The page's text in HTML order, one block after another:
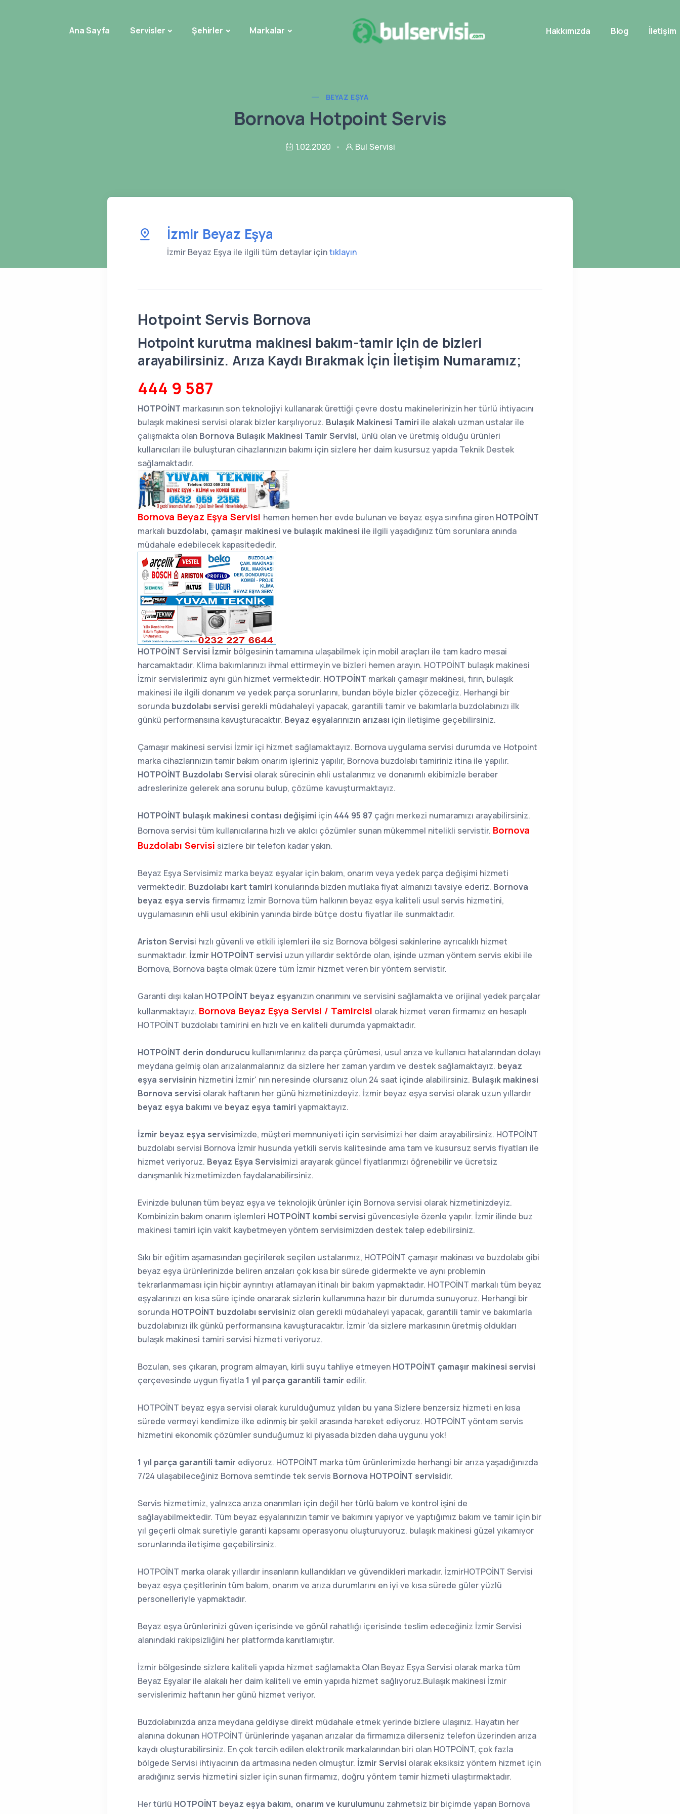
Ana Sayfa Servisler Şehirler Markalar Hakkımızda Blog İletişim
BEYAZ EŞYA
Bornova Hotpoint Servis
1.02.2020 Bul Servisi
İzmir Beyaz Eşya
İzmir Beyaz Eşya ile ilgili tüm detaylar içintıklayın
Hotpoint Servis Bornova
Hotpoint kurutma makinesi bakım-tamir için de bizleri
arayabilirsiniz. Arıza Kaydı Bırakmak İçin İletişim Numaramız;
444 9 587
HOTPOİNT markasının son teknolojiyi kullanarak ürettiği çevre dostu makinelerinizin her türlü ihtiyacını
bulaşık makinesi servisi olarak bizler karşılıyoruz. Bulaşık Makinesi Tamiri ile alakalı uzman ustalar ile
çalışmakta olan Bornova Bulaşık Makinesi Tamir Servisi, ünlü olan ve üretmiş olduğu ürünleri
kullanıcıları ile buluşturan cihazlarınızın bakımı için sizlere her daim kusursuz yapıda Teknik Destek
sağlamaktadır.
Bornova Beyaz Eşya Servisi hemen hemen her evde bulunan ve beyaz eşya sınıfına giren HOTPOİNT
markalı buzdolabı, çamaşır makinesi ve bulaşık makinesi ile ilgili yaşadığınız tüm sorunlara anında
müdahale edebilecek kapasitededir.
HOTPOİNT Servisi İzmir bölgesinin tamamına ulaşabilmek için mobil araçları ile tam kadro mesai
harcamaktadır. Klima bakımlarınızı ihmal ettirmeyin ve bizleri hemen arayın. HOTPOİNT bulaşık makinesi
İzmir servislerimiz aynı gün hizmet vermektedir. HOTPOİNT markalı çamaşır makinesi, fırın, bulaşık
makinesi ile ilgili donanım ve yedek parça sorunlarını, bundan böyle bizler çözeceğiz. Herhangi bir
sorunda buzdolabı servisi gerekli müdahaleyi yapacak, garantili tamir ve bakımlarla buzdolabınızı ilk
günkü performansına kavuşturacaktır. Beyaz eşyalarınızın arızası için iletişime geçebilirsiniz.
Çamaşır makinesi servisi İzmir içi hizmet sağlamaktayız. Bornova uygulama servisi durumda ve Hotpoint
marka cihazlarınızın tamir bakım onarım işleriniz yapılır, Bornova buzdolabı tamiriniz itina ile yapılır.
HOTPOİNT Buzdolabı Servisi olarak sürecinin ehli ustalarımız ve donanımlı ekibimizle beraber
adreslerinize gelerek ana sorunu bulup, çözüme kavuşturmaktayız.
HOTPOİNT bulaşık makinesi contası değişimi için 444 95 87 çağrı merkezi numaramızı arayabilirsiniz.
Bornova servisi tüm kullanıcılarına hızlı ve akılcı çözümler sunan mükemmel nitelikli servistir. Bornova
Buzdolabı Servisi sizlere bir telefon kadar yakın.
Beyaz Eşya Servisimiz marka beyaz eşyalar için bakım, onarım veya yedek parça değişimi hizmeti
vermektedir. Buzdolabı kart tamiri konularında bizden mutlaka fiyat almanızı tavsiye ederiz. Bornova
beyaz eşya servis firmamız İzmir Bornova tüm halkının beyaz eşya kaliteli usul servis hizmetini,
uygulamasının ehli usul ekibinin yanında birde bütçe dostu fiyatlar ile sunmaktadır.
Ariston Servisi hızlı güvenli ve etkili işlemleri ile siz Bornova bölgesi sakinlerine ayrıcalıklı hizmet
sunmaktadır. İzmir HOTPOİNT servisi uzun yıllardır sektörde olan, işinde uzman yöntem servis ekibi ile
Bornova, Bornova başta olmak üzere tüm İzmir hizmet veren bir yöntem servistir.
Garanti dışı kalan HOTPOİNT beyaz eşyanızın onarımını ve servisini sağlamakta ve orijinal yedek parçalar
kullanmaktayız. Bornova Beyaz Eşya Servisi / Tamircisi olarak hizmet veren firmamız en hesaplı
HOTPOİNT buzdolabı tamirini en hızlı ve en kaliteli durumda yapmaktadır.
HOTPOİNT derin dondurucu kullanımlarınız da parça çürümesi, usul arıza ve kullanıcı hatalarından dolayı
meydana gelmiş olan arızalanmalarınız da sizlere her zaman yardım ve destek sağlamaktayız. beyaz
eşya servisinin hizmetini İzmir' nın neresinde olursanız olun 24 saat içinde alabilirsiniz. Bulaşık makinesi
Bornova servisi olarak haftanın her günü hizmetinizdeyiz. İzmir beyaz eşya servisi olarak uzun yıllardır
beyaz eşya bakımı ve beyaz eşya tamiri yapmaktayız.
İzmir beyaz eşya servisimizde, müşteri memnuniyeti için servisimizi her daim arayabilirsiniz. HOTPOİNT
buzdolabı servisi Bornova İzmir husunda yetkili servis kalitesinde ama tam ve kusursuz servis fiyatları ile
hizmet veriyoruz. Beyaz Eşya Servisimizi arayarak güncel fiyatlarımızı öğrenebilir ve ücretsiz
danışmanlık hizmetimizden faydalanabilirsiniz.
Evinizde bulunan tüm beyaz eşya ve teknolojik ürünler için Bornova servisi olarak hizmetinizdeyiz.
Kombinizin bakım onarım işlemleri HOTPOİNT kombi servisi güvencesiyle özenle yapılır. İzmir ilinde buz
makinesi tamiri için vakit kaybetmeyen yöntem servisimizden destek talep edebilirsiniz.
Sıkı bir eğitim aşamasından geçirilerek seçilen ustalarımız, HOTPOİNT çamaşır makinası ve buzdolabı gibi
beyaz eşya ürünlerinizde beliren arızaları çok kısa bir sürede gidermekte ve aynı problemin
tekrarlanmaması için hiçbir ayrıntıyı atlamayan itinalı bir bakım yapmaktadır. HOTPOİNT markalı tüm beyaz
eşyalarınızı en kısa süre içinde onararak sizlerin kullanımına hazır bir durumda sunuyoruz. Herhangi bir
sorunda HOTPOİNT buzdolabı servisiniz olan gerekli müdahaleyi yapacak, garantili tamir ve bakımlarla
buzdolabınızı ilk günkü performansına kavuşturacaktır. İzmir 'da sizlere markasının üretmiş oldukları
bulaşık makinesi tamiri servisi hizmeti veriyoruz.
Bozulan, ses çıkaran, program almayan, kirli suyu tahliye etmeyen HOTPOİNT çamaşır makinesi servisi
çerçevesinde uygun fiyatla 1 yıl parça garantili tamir edilir.
HOTPOİNT beyaz eşya servisi olarak kurulduğumuz yıldan bu yana Sizlere benzersiz hizmeti en kısa
sürede vermeyi kendimize ilke edinmiş bir şekil arasında hareket ediyoruz. HOTPOİNT yöntem servis
hizmetini ekonomik çözümler sunduğumuz ki piyasada bizden daha uygunu yok!
1 yıl parça garantili tamir ediyoruz. HOTPOİNT marka tüm ürünlerimizde herhangi bir arıza yaşadığınızda
7/24 ulaşabileceğiniz Bornova semtinde tek servis Bornova HOTPOİNT servisidir.
Servis hizmetimiz, yalnızca arıza onarımları için değil her türlü bakım ve kontrol işini de
sağlayabilmektedir. Tüm beyaz eşyalarınızın tamir ve bakımını yapıyor ve yaptığımız bakım ve tamir için bir
yıl geçerli olmak suretiyle garanti kapsamı operasyonu oluşturuyoruz. bulaşık makinesi güzel yıkamıyor
sorunlarında iletişime geçebilirsiniz.
HOTPOİNT marka olarak yıllardır insanların kullandıkları ve güvendikleri markadır. İzmirHOTPOİNT Servisi
beyaz eşya çeşitlerinin tüm bakım, onarım ve arıza durumlarını en iyi ve kısa sürede güler yüzlü
personelleriyle yapmaktadır.
Beyaz eşya ürünlerinizi güven içerisinde ve gönül rahatlığı içerisinde teslim edeceğiniz İzmir Servisi
alanındaki rakipsizliğini her platformda kanıtlamıştır.
İzmir bölgesinde sizlere kaliteli yapıda hizmet sağlamakta Olan Beyaz Eşya Servisi olarak marka tüm
Beyaz Eşyalar ile alakalı her daim kaliteli ve emin yapıda hizmet sağlıyoruz.Bulaşık makinesi İzmir
servislerimiz haftanın her günü hizmet veriyor.
Buzdolabınızda arıza meydana geldiyse direkt müdahale etmek yerinde bizlere ulaşınız. Hayatın her
alanına dokunan HOTPOİNT ürünlerinde yaşanan arızalar da firmamıza dilerseniz telefon üzerinden arıza
kaydı oluşturabilirsiniz. En çok tercih edilen elektronik markalarından biri olan HOTPOİNT, çok fazla
bölgede Servisi ihtiyacının da artmasına neden olmuştur. İzmir Servisi olarak eksiksiz yöntem hizmet için
aradığınız servis hizmetini sizler için sunan firmamız, doğru yöntem tamir hizmeti ulaştırmaktadır.
Her türlü HOTPOİNT beyaz eşya bakım, onarım ve kurulumunu zahmetsiz bir biçimde yapan Bornova